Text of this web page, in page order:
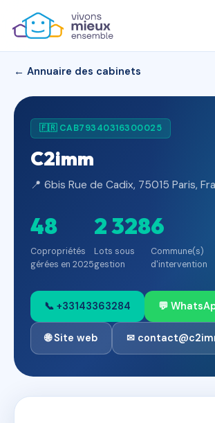
← Annuaire des cabinets
🇫🇷 CAB79340316300025
C2imm
📍 6bis Rue de Cadix, 75015 Paris,
48
Copropriétés
gérées en 2025
2 328
Lots sous
gestion
6
Commune(s)
d'intervention
📞 +33143363284 💬
🌐 Site web ✉